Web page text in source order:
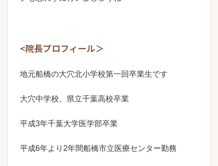
<院長プロフィール＞
地元船橋の大穴北小学校第一回卒業生です
大穴中学校、県立千葉高校卒業
平成3年千葉大学医学部卒業
平成6年より2年間船橋市立医療センター勤務